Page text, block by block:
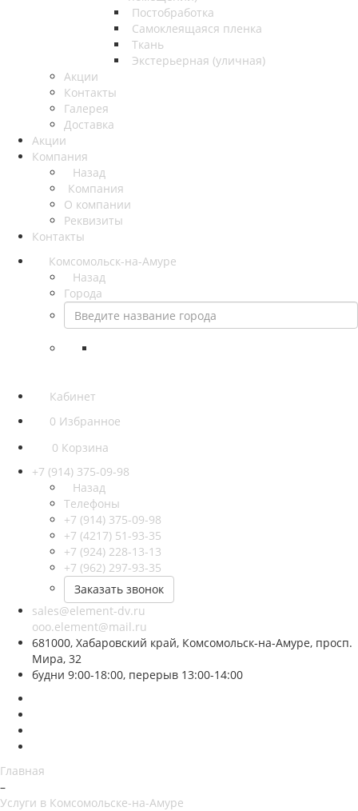
Постобработка
Самоклеящаяся пленка
Ткань
Экстерьерная (уличная)
Акции
Контакты
Галерея
Доставка
Акции
Компания
Назад
Компания
О компании
Реквизиты
Контакты
Комсомольск-на-Амуре
Назад
Города
Кабинет
0 Избранное
0 Корзина
+7 (914) 375-09-98
Назад
Телефоны
+7 (914) 375-09-98
+7 (4217) 51-93-35
+7 (924) 228-13-13
+7 (962) 297-93-35
Заказать звонок
sales@element-dv.ru
ooo.element@mail.ru
681000, Хабаровский край, Комсомольск-на-Амуре, просп.
Мира, 32
будни 9:00-18:00, перерыв 13:00-14:00
Главная
–
Услуги в Комсомольске-на-Амуре